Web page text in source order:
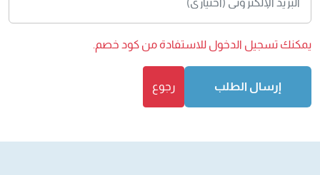
يمكنك تسجيل الدخول للاستفادة من كود خصم.
إرسال الطلب رجوع